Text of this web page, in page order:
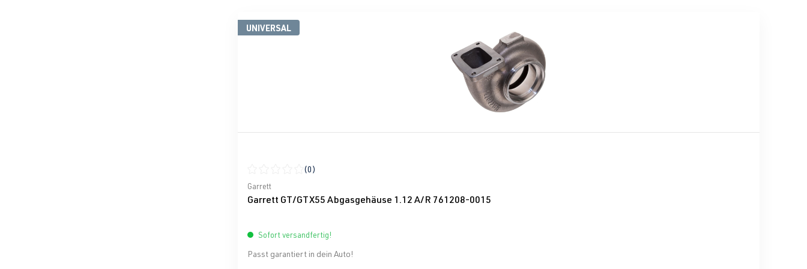
UNIVERSAL
Durchschnittliche Bewertung von 0 von 5 Sternen
(0)
Garrett
Garrett GT/GTX55 Abgasgehäuse 1.12 A/R 761208-0015
Sofort versandfertig!
Passt garantiert in dein Auto!